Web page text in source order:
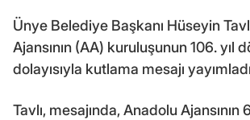
Ünye Belediye Başkanı Hüseyin
Ajansının (AA) kuruluşunun 106. yıl
dolayısıyla kutlama mesajı
Tavlı, mesajında, Anadolu